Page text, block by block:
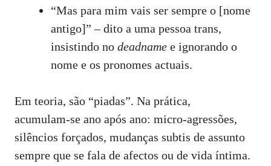
“Mas para mim vais ser sempre o [nome
antigo]” – dito a uma pessoa trans,
insistindo no deadname e ignorando o
nome e os pronomes actuais.
Em teoria, são “piadas”. Na prática,
acumulam‑se ano após ano: micro‑agressões,
silêncios forçados, mudanças subtis de assunto
sempre que se fala de afectos ou de vida íntima.